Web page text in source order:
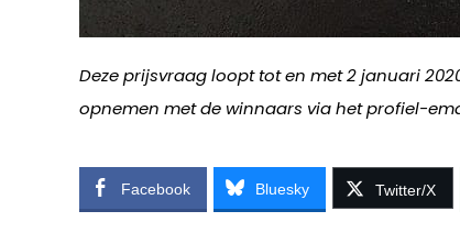
Deze prijsvraag loopt tot en met 2 januari
opnemen met de winnaars via het profiel-
Facebook Bluesky Twitter/X